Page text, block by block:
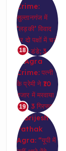
18
19